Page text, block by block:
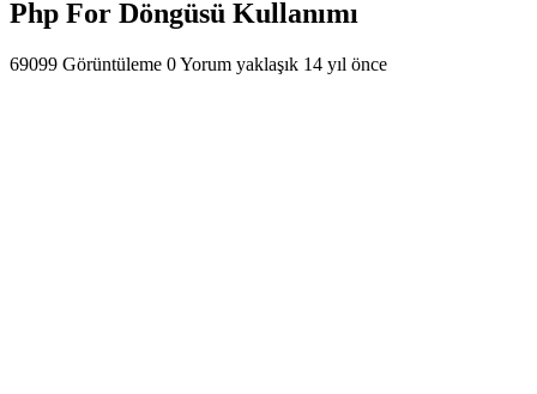
Php For Döngüsü Kullanımı
69099 Görüntüleme 0 Yorum yaklaşık 14 yıl önce